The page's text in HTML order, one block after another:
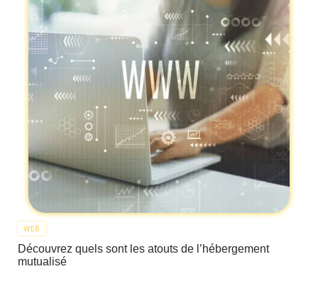
WEB
Découvrez quels sont les atouts de l’hébergement
mutualisé